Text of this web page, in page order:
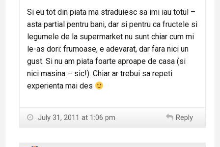
Si eu tot din piata ma straduiesc sa imi iau totul –
asta partial pentru bani, dar si pentru ca fructele si
legumele de la supermarket nu sunt chiar cum mi
le-as dori: frumoase, e adevarat, dar fara nici un
gust. Si nu am piata foarte aproape de casa (si
nici masina – sic!). Chiar ar trebui sa repeti
experienta mai des
July 31, 2011 at 1:06 pm Reply